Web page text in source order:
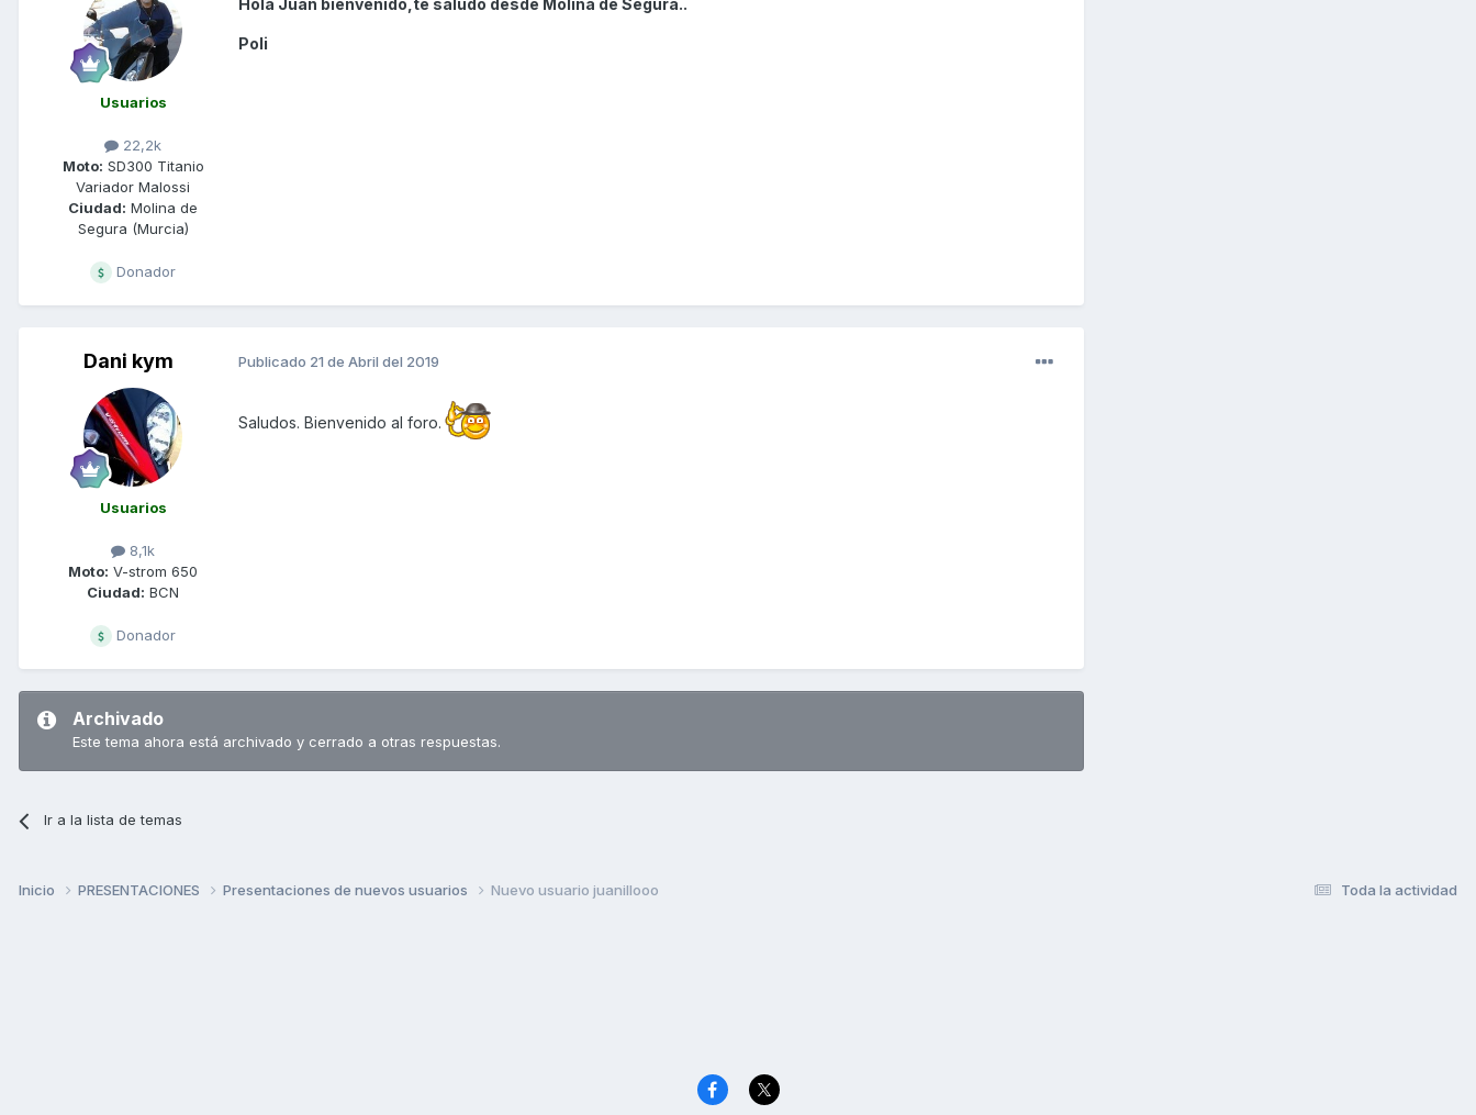
Usuarios
22,2k
Moto: SD300 Titanio
Variador Malossi
Ciudad: Molina de
Segura (Murcia)
Donador
Poli
Dani kym
Usuarios
8,1k
Moto: V-strom 650
Ciudad: BCN
Donador
Publicado 21 de Abril del 2019
Saludos. Bienvenido al foro.
Archivado
Este tema ahora está archivado y cerrado a otras respuestas.
Ir a la lista de temas
Toda la actividad
Inicio PRESENTACIONES Presentaciones de nuevos usuarios Nuevo usuario juanillooo